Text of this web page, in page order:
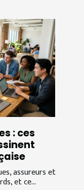
: ces
assureurs et
et ce...